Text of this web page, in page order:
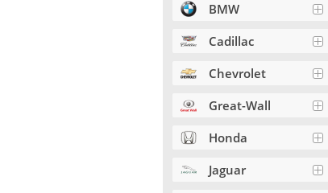
BMW
Cadillac
Chevrolet
Great-Wall
Honda
Jaguar